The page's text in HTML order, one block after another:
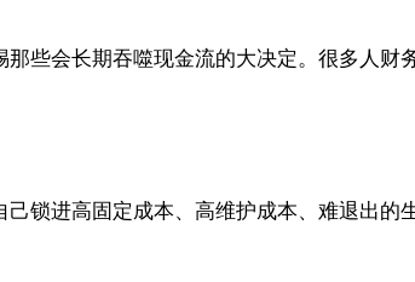
些会长期吞噬现金流的大决定。很多人财
锁进高固定成本、高维护成本、难退出